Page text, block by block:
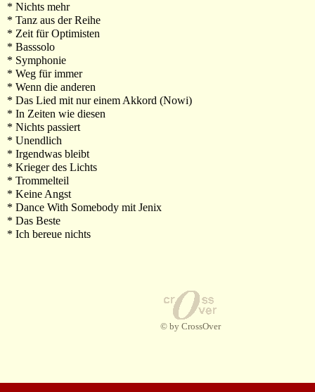
* Nichts mehr
* Tanz aus der Reihe
* Zeit für Optimisten
* Basssolo
* Symphonie
* Weg für immer
* Wenn die anderen
* Das Lied mit nur einem Akkord (Nowi)
* In Zeiten wie diesen
* Nichts passiert
* Unendlich
* Irgendwas bleibt
* Krieger des Lichts
* Trommelteil
* Keine Angst
* Dance With Somebody mit Jenix
* Das Beste
* Ich bereue nichts
© by CrossOver